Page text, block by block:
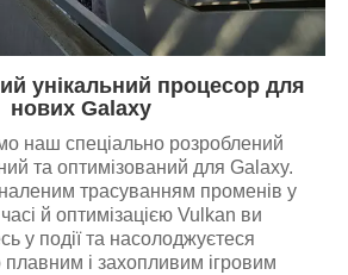
унікальний процесор для
нових Galaxy
наш спеціально розроблений
та оптимізований для Galaxy.
трасуванням променів у
й оптимізацією Vulkan ви
у події та насолоджуєтеся
і захопливим ігровим